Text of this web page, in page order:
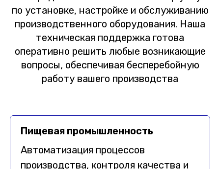
по установке, настройке и обслуживанию
производственного оборудования. Наша
техническая поддержка готова
оперативно решить любые возникающие
вопросы, обеспечивая бесперебойную
работу вашего производства
Пищевая промышленность
Автоматизация процессов
производства, контроля качества и